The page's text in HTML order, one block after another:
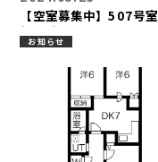
【空室募集中】507号室
(3DK)
お知らせ